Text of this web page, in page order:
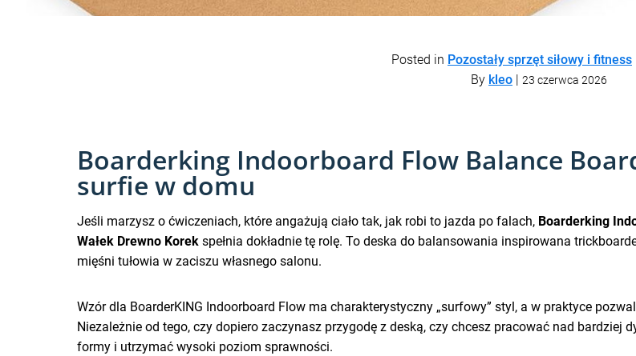
Posted in Pozostały sprzęt siłowy i fitness
By kleo | 23 czerwca 2026
Boarderking Indoorboard Flow Balance
surfie w domu
Jeśli marzysz o ćwiczeniach, które angażują ciało tak, jak robi to jazda po falach, Boarderking
Wałek Drewno Korek spełnia dokładnie tę rolę. To deska do balansowania inspirowana
mięśni tułowia w zaciszu własnego salonu.
Wzór dla BoarderKING Indoorboard Flow ma charakterystyczny „surfowy” styl, a w praktyce
Niezależnie od tego, czy dopiero zaczynasz przygodę z deską, czy chcesz pracować nad
formy i utrzymać wysoki poziom sprawności.